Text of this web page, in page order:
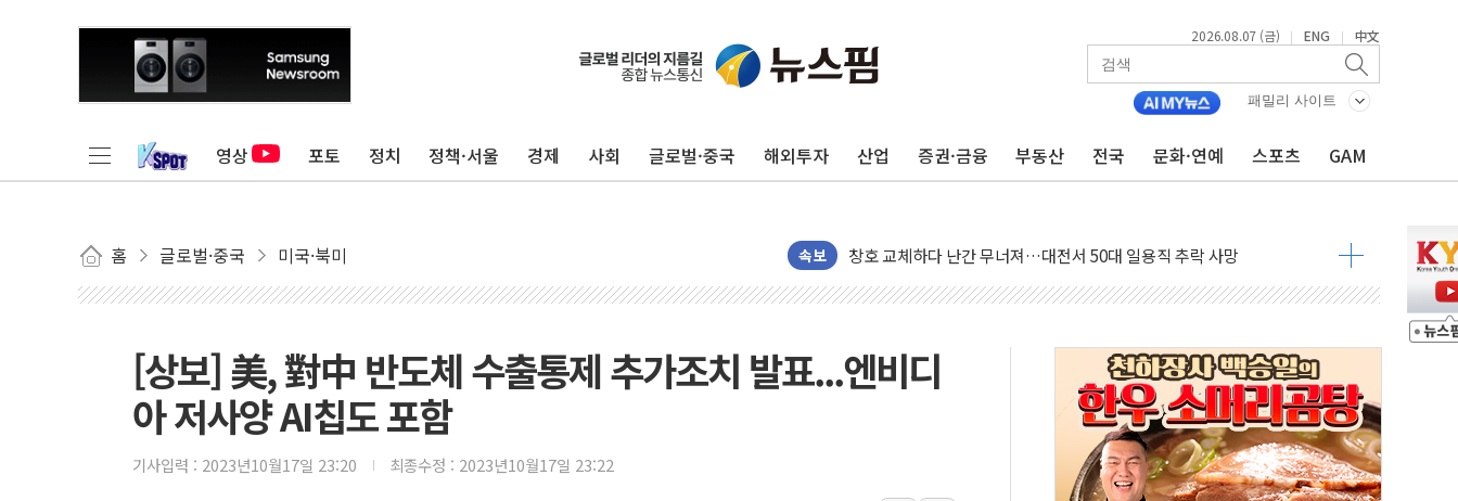
2026.08.07 (금) | ENG | 中文
패밀리 사이트
영상 포토 정치 정책·서울 경제 사회 글로벌·중국 해외투자 산업 증권·금융 부동산 전국 문화·연예 스포츠 GAM
홈 글로벌·중국 미국·북미 속보
"최대 2시간 앞서 침수 예측"…건설연, AI 위험기상 기술 개발
장동혁 "규제와 대출 풀고 재개발·재건축 촉진하는 것이 부동산 정상화"
[속보] 종합특검, '尹 관저 이전 감사 무마' 유병호 감사위원 구속 기소
日, 4~6월 105조원 환시 개입...4월 말 '56조원' 사상 최대
오렌지플래닛 창업재단, 스타트업 지원 프로그램 성료
경찰, '300억대 사기 혐의' 차가원 대표 구속 송치
장동혁 "집값 올려놓고 국민만 잡아"
[속보] '해병 순직 책임' 임성근 전 사단장 항소심도 징역 3년 선고
[상보] 美, 對中 반도체 수출통제 추가조치 발표...엔비디
아 저사양 AI칩도 포함
기사입력 : 2023년10월17일 23:20 최종수정 : 2023년10월17일 23:22